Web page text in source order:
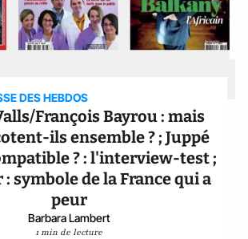
DES HEBDOS
François Bayrou : mais
ils ensemble ? ; Juppé
? : l'interview-test ;
symbole de la France qui a
peur
Barbara Lambert
1 min de lecture